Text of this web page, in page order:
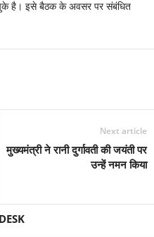
चुके है। इसे बैठक के अवसर पर संबंधित
Next article
मुख्यमंत्री ने रानी दुर्गावती की जयंती पर
उन्हें नमन किया